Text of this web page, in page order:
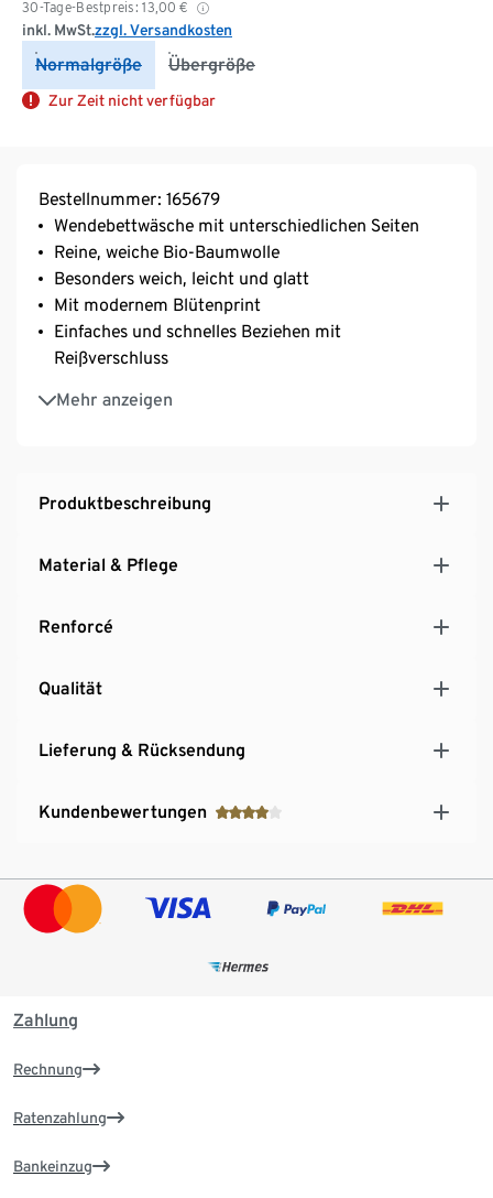
30-Tage-Bestpreis: 13,00 €
inkl. MwSt.zzgl. Versandkosten
Normalgröße Übergröße
Zur Zeit nicht verfügbar
Bestellnummer: 165679
Wendebettwäsche mit unterschiedlichen Seiten
Reine, weiche Bio-Baumwolle
Besonders weich, leicht und glatt
Mit modernem Blütenprint
Einfaches und schnelles Beziehen mit
Reißverschluss
Mehr anzeigen
Bei 60 °C waschbar – allergikerfreundlich
Temperaturausgleichend und saugfähig
Produktbeschreibung
Material & Pflege
Renforcé
Qualität
Lieferung & Rücksendung
Kundenbewertungen
Zahlung
Rechnung
Ratenzahlung
Bankeinzug